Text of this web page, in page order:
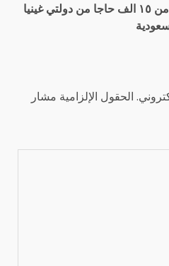
مصرللطيران تفوز بنقل أكثر من ١٥ الف حاجا من دولتي غينيا
الحقول الإلزامية مشار